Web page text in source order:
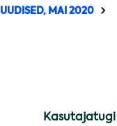
UUDISED, MAI 2020
Kasutajatugi